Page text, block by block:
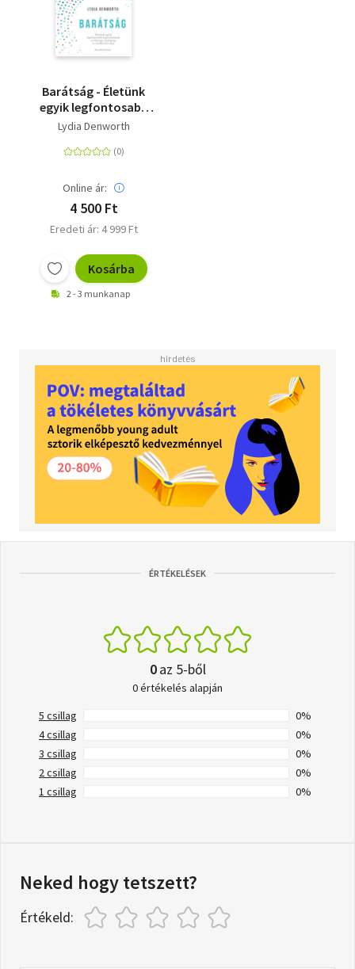
Barátság - Életünk
egyik legfontosabb
kapcsolatának
és rendkívüli ereje
Lydia Denworth
Online ár:
4 500 Ft
Eredeti ár: 4 999 Ft
Kosárba
2 - 3 munkanap
ÉRTÉKELÉSEK
0az 5-ből
0 értékelés alapján
5 csillag
0%
4 csillag
0%
3 csillag
0%
2 csillag
0%
1 csillag
0%
Neked hogy tetszett?
Értékeld: